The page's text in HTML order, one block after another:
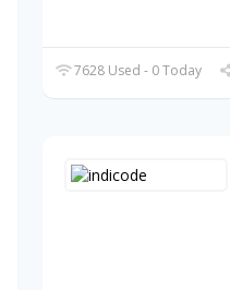
7628 Used - 0 Today